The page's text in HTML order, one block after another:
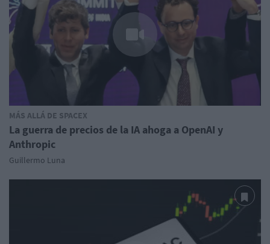
MÁS ALLÁ DE SPACEX
La guerra de precios de la IA ahoga a OpenAI y
Anthropic
Guillermo Luna